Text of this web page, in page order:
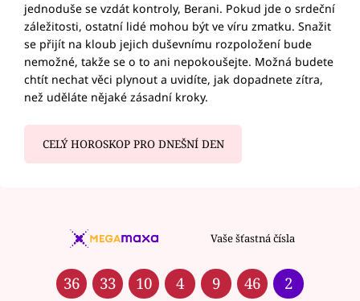
jednoduše se vzdát kontroly, Berani. Pokud jde o srdeční
záležitosti, ostatní lidé mohou být ve víru zmatku. Snažit
se přijít na kloub jejich duševnímu rozpoložení bude
nemožné, takže se o to ani nepokoušejte. Možná budete
chtít nechat věci plynout a uvidíte, jak dopadnete zítra,
než uděláte nějaké zásadní kroky.
CELÝ HOROSKOP PRO DNEŠNÍ DEN
Vaše šťastná čísla
36 33 10 4 9 46 2